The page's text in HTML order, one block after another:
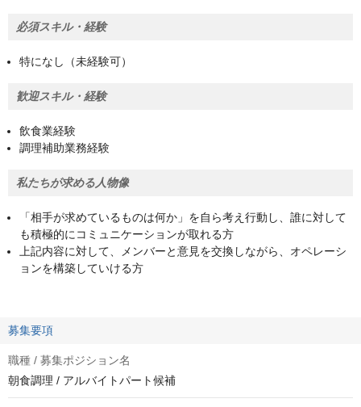
必須スキル・経験
特になし（未経験可）
歓迎スキル・経験
飲食業経験
調理補助業務経験
私たちが求める人物像
「相手が求めているものは何か」を自ら考え行動し、誰に対して
も積極的にコミュニケーションが取れる方
上記内容に対して、メンバーと意見を交換しながら、オペレーシ
ョンを構築していける方
募集要項
職種 / 募集ポジション名
朝食調理 / アルバイトパート候補